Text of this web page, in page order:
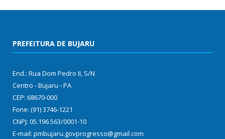
PREFEITURA DE BUJARU
End.: Rua Dom Pedro II, S/N
Centro - Bujaru - PA
CEP: 68670-000
Fone: (91) 3746-1221
CNPJ: 05.196.563/0001-10
E-mail: pmbujaru.govprogresso@gmail.com